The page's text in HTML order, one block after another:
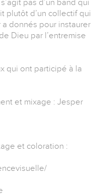
pas d’un band qui
plutôt d’un collectif qui
donnés pour instaurer
Dieu par l’entremise
qui ont participé à la
et mixage : Jesper
et coloration :